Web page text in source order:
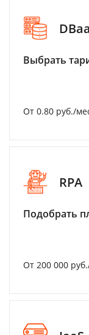
Выбрать
От 0.80 руб./
RPA
Подобрать
От 200 000